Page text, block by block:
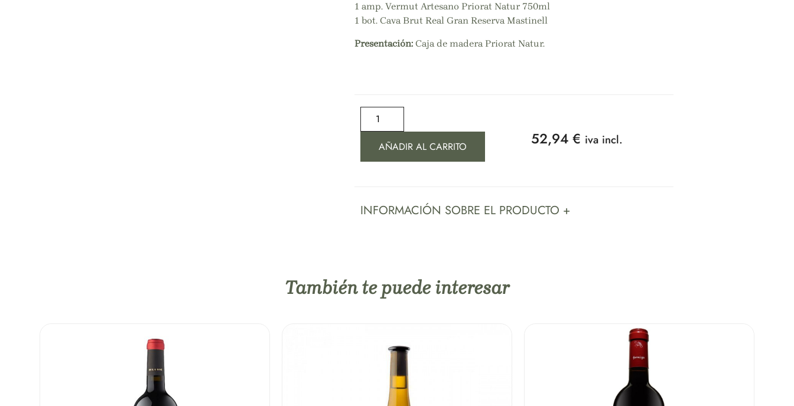
1 amp. Vermut Artesano Priorat Natur 750ml
1 bot. Cava Brut Real Gran Reserva Mastinell
Presentación: Caja de madera Priorat Natur.
AÑADIR AL CARRITO 52,94€ iva incl.
INFORMACIÓN SOBRE EL PRODUCTO +
También te puede interesar